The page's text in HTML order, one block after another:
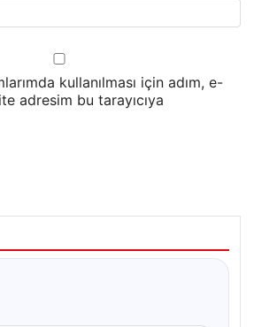
kullanılması için adım, e-
adresim bu tarayıcıya